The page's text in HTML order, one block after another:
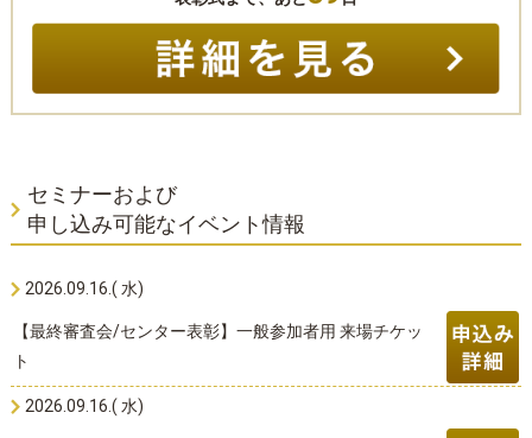
セミナーおよび
申し込み可能なイベント情報
2026.09.16.( 水)
【最終審査会/センター表彰】一般参加者用 来場チケッ
ト
2026.09.16.( 水)